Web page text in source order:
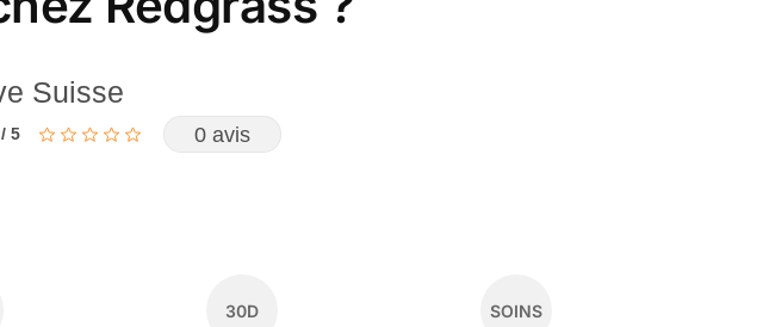
Suisse
5 0 avis
30D SOINS